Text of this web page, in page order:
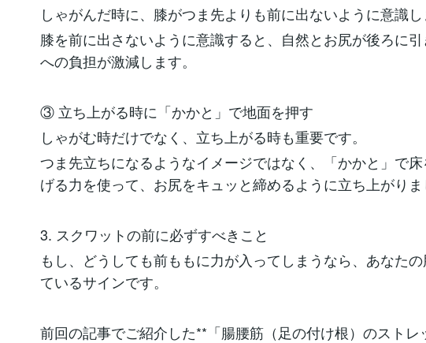
しゃがんだ時に、膝がつま先よりも前に出ないように意識し
膝を前に出さないように意識すると、自然とお尻が後ろに
への負担が激減します。
③ 立ち上がる時に「かかと」で地面を押す
しゃがむ時だけでなく、立ち上がる時も重要です。
つま先立ちになるようなイメージではなく、「かかと」で
げる力を使って、お尻をキュッと締めるように立ち上がりま
3. スクワットの前に必ずすべきこと
もし、どうしても前ももに力が入ってしまうなら、あなた
ているサインです。
前回の記事でご紹介した**「腸腰筋（足の付け根）のストレ